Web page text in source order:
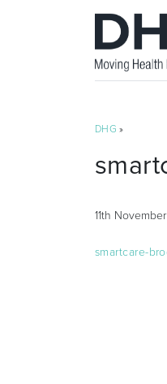
DHG »
11th
smartcare-